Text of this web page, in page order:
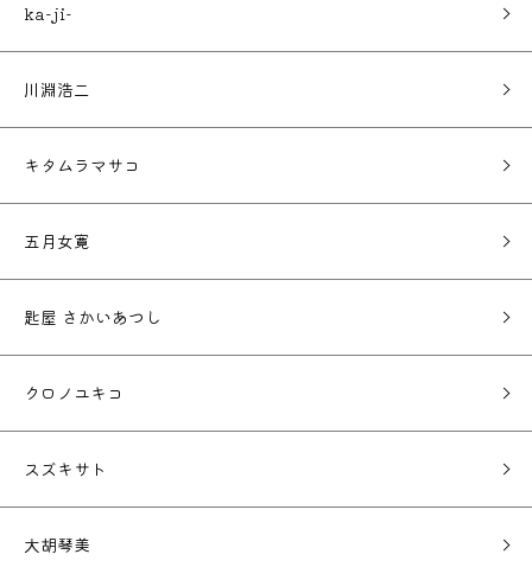
ka-ji-
川淵浩二
キタムラマサコ
五月女寛
匙屋 さかいあつし
クロノユキコ
スズキサト
大胡琴美